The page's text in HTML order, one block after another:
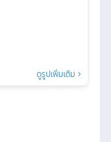
ดูรูปเพิ่มเติม